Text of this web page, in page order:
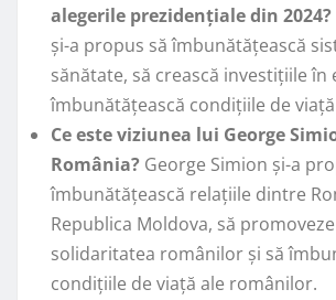
alegerile prezidențiale din 2024?
și-a propus să îmbunătățească
sănătate, să crească investițiile în
îmbunătățească condițiile de
Ce este viziunea lui George
România? George Simion și-a
îmbunătățească relațiile dintre
Republica Moldova, să
solidaritatea românilor și să
condițiile de viață ale românilor.